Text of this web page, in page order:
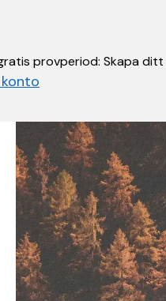
provperiod: Skapa